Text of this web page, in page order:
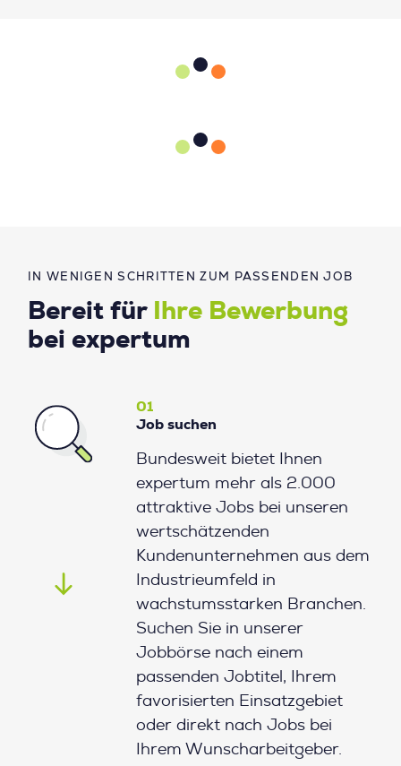
IN WENIGEN SCHRITTEN ZUM PASSENDEN JOB
Bereit für
Ihre Bewerbung
bei expertum
01
Job suchen
Bundesweit bietet Ihnen
expertum mehr als 2.000
attraktive Jobs bei unseren
wertschätzenden
Kundenunternehmen aus dem
Industrieumfeld in
wachstumsstarken Branchen.
Suchen Sie in unserer
Jobbörse nach einem
passenden Jobtitel, Ihrem
favorisierten Einsatzgebiet
oder direkt nach Jobs bei
Ihrem Wunscharbeitgeber.